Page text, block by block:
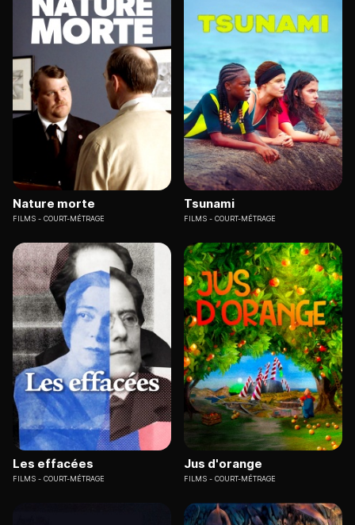
Nature morte
FILMS COURT-MÉTRAGE
Tsunami
FILMS COURT-MÉTRAGE
Les effacées
FILMS COURT-MÉTRAGE
Jus d'orange
FILMS COURT-MÉTRAGE